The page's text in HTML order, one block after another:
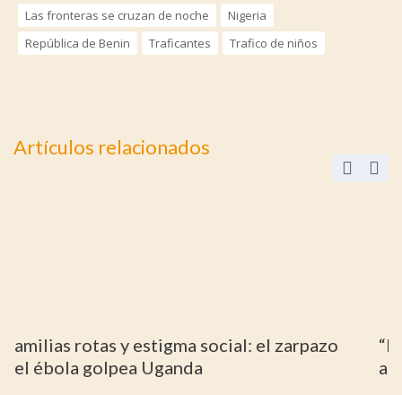
Las fronteras se cruzan de noche
Nigeria
República de Benin
Traficantes Trafico de niños
Artículos relacionados
“Los burkineses debemos acabar con la
amenaza terrorista”